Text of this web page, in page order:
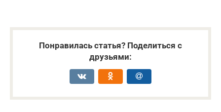
Понравилась статья? Поделиться с
друзьями: